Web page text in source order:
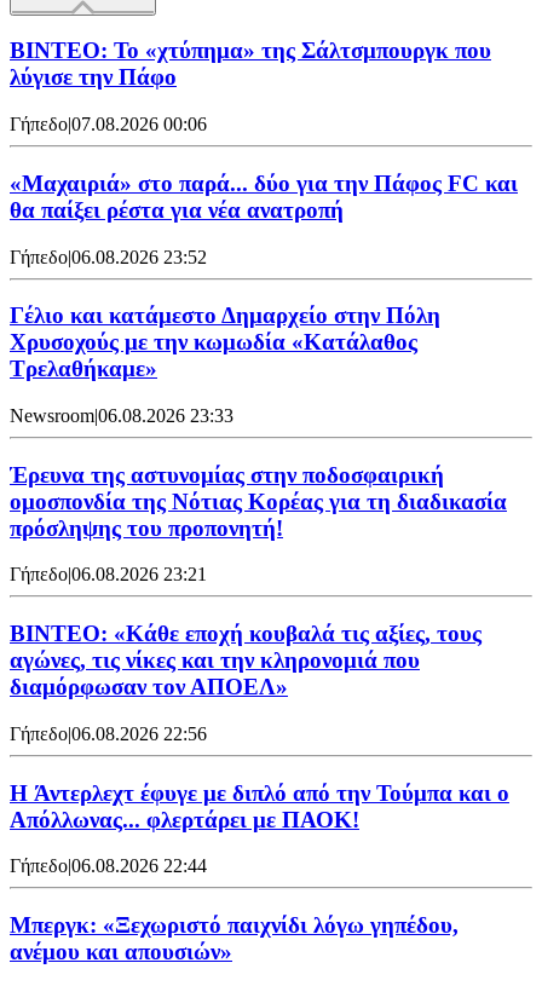
ΒΙΝΤΕΟ: Το «χτύπημα» της Σάλτσμπουργκ που
λύγισε την Πάφο
Γήπεδο|07.08.2026 00:06
«Μαχαιριά» στο παρά... δύο για την Πάφος FC και
θα παίξει ρέστα για νέα ανατροπή
Γήπεδο|06.08.2026 23:52
Γέλιο και κατάμεστο Δημαρχείο στην Πόλη
Χρυσοχούς με την κωμωδία «Κατάλαθος
Τρελαθήκαμε»
Newsroom|06.08.2026 23:33
Έρευνα της αστυνομίας στην ποδοσφαιρική
ομοσπονδία της Νότιας Κορέας για τη διαδικασία
πρόσληψης του προπονητή!
Γήπεδο|06.08.2026 23:21
ΒΙΝΤΕΟ: «Κάθε εποχή κουβαλά τις αξίες, τους
αγώνες, τις νίκες και την κληρονομιά που
διαμόρφωσαν τον ΑΠΟΕΛ»
Γήπεδο|06.08.2026 22:56
H Άντερλεχτ έφυγε με διπλό από την Τούμπα και ο
Απόλλωνας... φλερτάρει με ΠΑΟΚ!
Γήπεδο|06.08.2026 22:44
Μπεργκ: «Ξεχωριστό παιχνίδι λόγω γηπέδου,
ανέμου και απουσιών»